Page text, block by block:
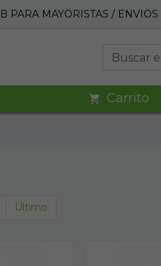
PARA MAYORISTAS /
Carrito
Último